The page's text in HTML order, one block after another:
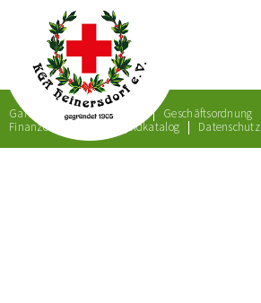
Gartenordnung Satzung Geschäftsordnung
Finanzordnung
Bußgeldkatalog Datenschutz